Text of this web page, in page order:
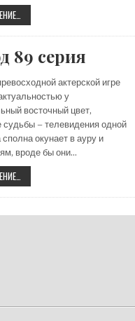
110
СЕРИЯ
89 серия
актерской игре
у
восточный цвет,
– телевидения одной
окунает в ауру и
вроде бы они…
ПЛОД
89